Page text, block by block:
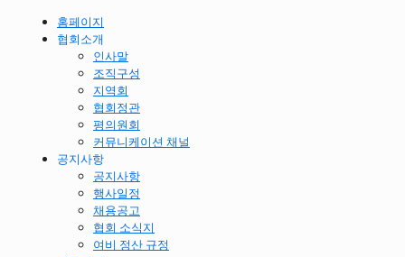
홈페이지
협회소개
인사말
조직구성
지역회
협회정관
평의원회
커뮤니케이션 채널
공지사항
공지사항
행사일정
채용공고
협회 소식지
여비 정산 규정